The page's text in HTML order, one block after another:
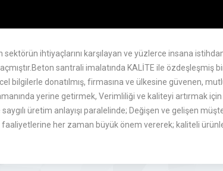
ihtiyaçlarını karşılayan ve yüzlerce insana
santrali imalatında KALİTE ile özdeşleşmiş
bilgilerle donatılmış, firmasına ve ülkesine güvenen,
yerine getirmek, Verimliliği ve kaliteyi artırmak
üretim anlayışı paralelinde; Değişen ve gelişen
faaliyetlerine her zaman büyük önem vererek; kaliteli